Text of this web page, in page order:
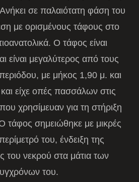
σε παλαιότατη φάση του
με ορισμένους τάφους στο
Ο τάφος είναι
είναι μεγαλύτερος από τους
με μήκος 1,90 μ. και
είχε οπές πασσάλων στις
χρησίμευαν για τη στήριξη
σημειώθηκε με μικρές
του, ένδειξη της
του νεκρού στα μάτια των
του.